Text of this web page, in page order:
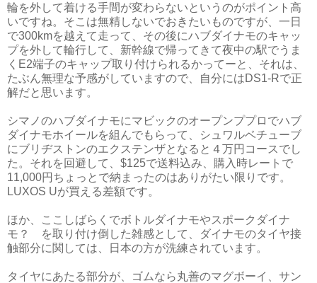
輪を外して着ける手間が変わらないというのがポイント高
いですね。そこは無精しないでおきたいものですが、一日
で300kmを越えて走って、その後にハブダイナモのキャッ
プを外して輪行して、新幹線で帰ってきて夜中の駅でうま
くE2端子のキャップ取り付けられるかってーと、それは、
たぶん無理な予感がしていますので、自分にはDS1-Rで正
解だと思います。
シマノのハブダイナモにマビックのオープンププロでハブ
ダイナモホイールを組んでもらって、シュワルベチューブ
にブリヂストンのエクステンザとなると４万円コースでし
た。それを回避して、$125で送料込み、購入時レートで
11,000円ちょっとで納まったのはありがたい限りです。
LUXOS Uが買える差額です。
ほか、ここしばらくでボトルダイナモやスポークダイナ
モ？ を取り付け倒した雑感として、ダイナモのタイヤ接
触部分に関しては、日本の方が洗練されています。
タイヤにあたる部分が、ゴムなら丸善のマグボーイ、サン